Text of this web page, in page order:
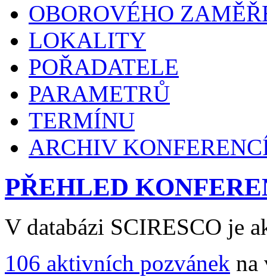
OBOROVÉHO
LOKALITY
POŘADATELE
PARAMETRŮ
TERMÍNU
ARCHIV
PŘEHLED
V databázi SCIRESCO je
106 aktivních pozvánek na